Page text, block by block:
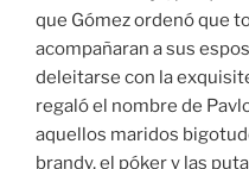
que Gómez ordenó que
acompañaran a sus
deleitarse con la
regaló el nombre de
aquellos maridos
brandy, el póker y las